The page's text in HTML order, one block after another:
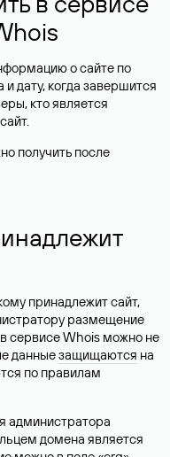
о сайте по
дату, когда завершится
кто является
получить после
принадлежит сайт,
размещение
сервисе Whois можно не
данныезащищаются на
по правилам
администратора
домена является